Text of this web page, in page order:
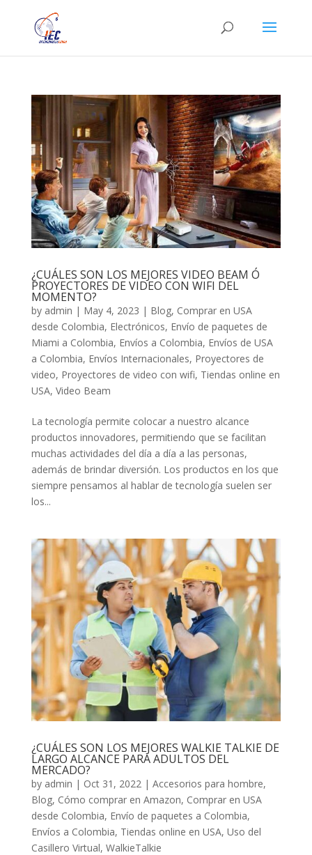
¿CUÁLES SON LOS MEJORES VIDEO BEAM Ó
PROYECTORES DE VIDEO CON WIFI DEL
MOMENTO?
by admin | May 4, 2023 | Blog, Comprar en USA
desde Colombia, Electrónicos, Envío de paquetes de
Miami a Colombia, Envíos a Colombia, Envíos de USA
a Colombia, Envíos Internacionales, Proyectores de
video, Proyectores de video con wifi, Tiendas online en
USA, Video Beam
La tecnología permite colocar a nuestro alcance
productos innovadores, permitiendo que se facilitan
muchas actividades del día a día a las personas,
además de brindar diversión. Los productos en los que
siempre pensamos al hablar de tecnología suelen ser
los...
¿CUÁLES SON LOS MEJORES WALKIE TALKIE DE
LARGO ALCANCE PARA ADULTOS DEL
MERCADO?
by admin | Oct 31, 2022 | Accesorios para hombre,
Blog, Cómo comprar en Amazon, Comprar en USA
desde Colombia, Envío de paquetes a Colombia,
Envíos a Colombia, Tiendas online en USA, Uso del
Casillero Virtual, WalkieTalkie